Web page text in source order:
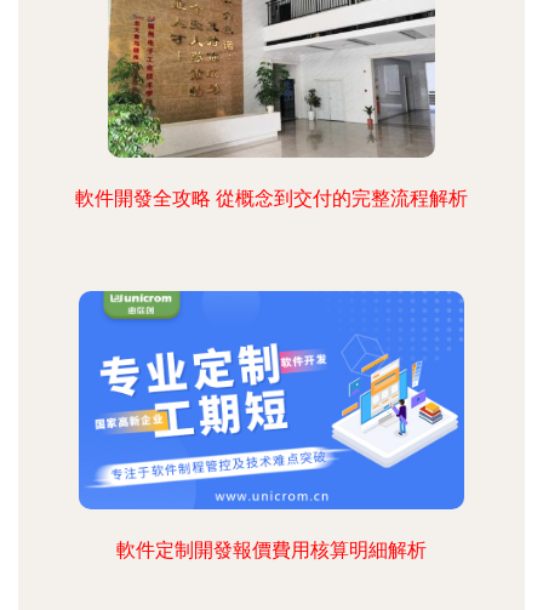
軟件開發全攻略 從概念到交付的完整流程解析
軟件定制開發報價費用核算明細解析